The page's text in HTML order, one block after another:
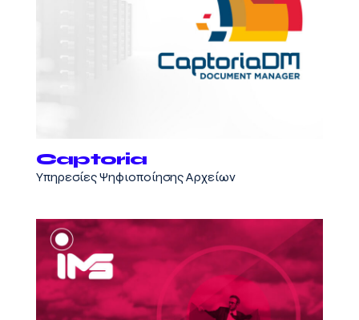
Captoria
Υπηρεσίες Ψηφιοποίησης Αρχείων